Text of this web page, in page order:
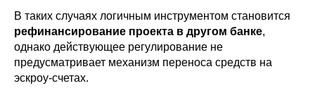
В таких случаях логичным инструментом становится
рефинансирование проекта в другом банке,
однако действующее регулирование не
предусматривает механизм переноса средств на
эскроу-счетах.